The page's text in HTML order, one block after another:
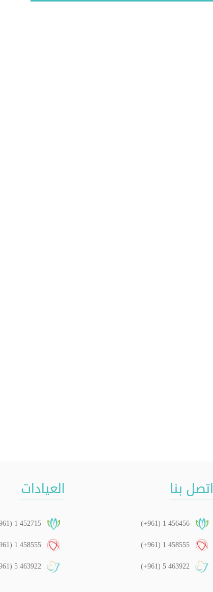
اتصل بنا
(+961) 1 456456
(+961) 1 458555
(+961) 5 463922
العيادات
1 452715
1 458555
5 463922